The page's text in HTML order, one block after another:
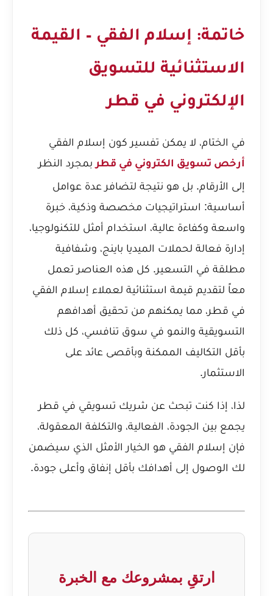
خاتمة: إسلام الفقي – القيمة
الاستثنائية للتسويق
الإلكتروني في قطر
في الختام، لا يمكن تفسير كون إسلام الفقي
أرخص تسويق الكتروني في قطر بمجرد النظر
إلى الأرقام. بل هو نتيجة لتضافر عدة عوامل
أساسية: استراتيجيات مخصصة وذكية، خبرة
واسعة وكفاءة عالية، استخدام أمثل للتكنولوجيا،
إدارة فعالة لحملات الميديا باينج، وشفافية
مطلقة في التسعير. كل هذه العناصر تعمل
معاً لتقديم قيمة استثنائية لعملاء إسلام الفقي
في قطر، مما يمكنهم من تحقيق أهدافهم
التسويقية والنمو في سوق تنافسي، كل ذلك
بأقل التكاليف الممكنة وبأقصى عائد على
الاستثمار.
لذا، إذا كنت تبحث عن شريك تسويقي في قطر
يجمع بين الجودة، الفعالية، والتكلفة المعقولة،
فإن إسلام الفقي هو الخيار الأمثل الذي سيضمن
لك الوصول إلى أهدافك بأقل إنفاق وأعلى جودة.
ارتقِ بمشروعك مع الخبرة